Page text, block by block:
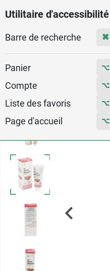
Utilitaire d'accessibilité
Barre de recherche ⌘
Panier ⌥
Compte ⌥
Liste des favoris ⌥
Page d'accueil ⌥
Menu